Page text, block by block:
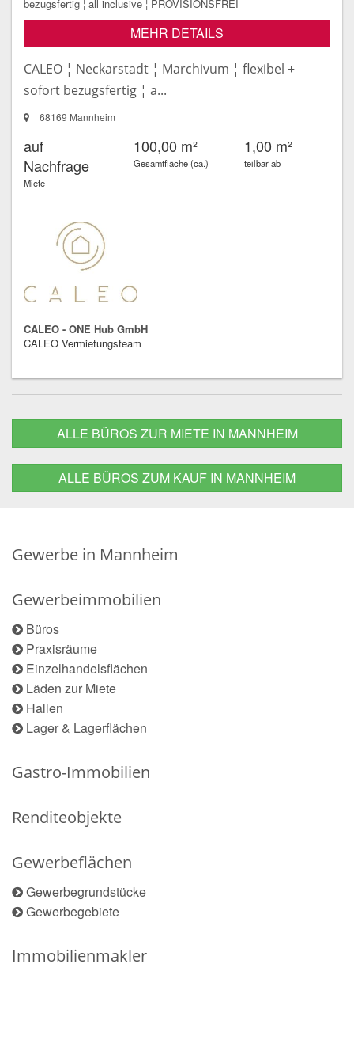
MEHR DETAILS
CALEO ¦ Neckarstadt ¦ Marchivum ¦ flexibel +
sofort bezugsfertig ¦ a...
68169 Mannheim
auf
Nachfrage
Miete
100,00 m²
Gesamtfläche (ca.)
1,00 m²
teilbar ab
CALEO - ONE Hub GmbH
CALEO Vermietungsteam
ALLE BÜROS ZUR MIETE IN MANNHEIM
ALLE BÜROS ZUM KAUF IN MANNHEIM
Gewerbe in Mannheim
Gewerbeimmobilien
Büros
Praxisräume
Einzelhandelsflächen
Läden zur Miete
Hallen
Lager & Lagerflächen
Gastro-Immobilien
Renditeobjekte
Gewerbeflächen
Gewerbegrundstücke
Gewerbegebiete
Immobilienmakler